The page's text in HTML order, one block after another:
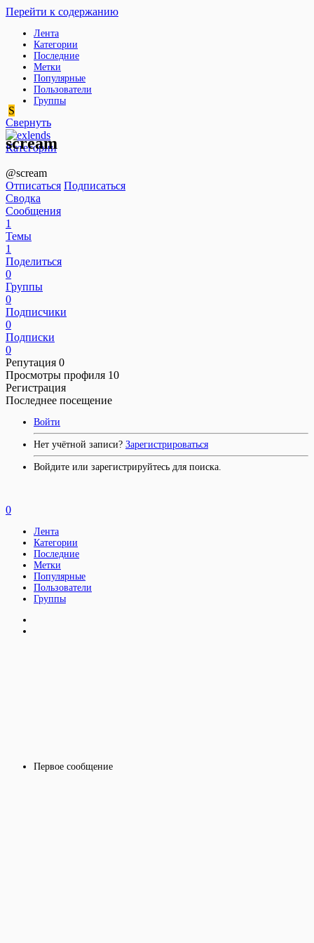
Перейти к содержанию
Лента
Категории
Последние
Метки
Популярные
Пользователи
Группы
Свернуть
Категории
S
scream
@scream
Отписаться Подписаться
Сводка
Сообщения
1
Темы
1
Поделиться
0
Группы
0
Подписчики
0
Подписки
0
Репутация 0
Просмотры профиля 10
Регистрация
Последнее посещение
Войти
Нет учётной записи? Зарегистрироваться
Войдите или зарегистрируйтесь для поиска.
Первое сообщение
0
Лента
Категории
Последние
Метки
Популярные
Пользователи
Группы